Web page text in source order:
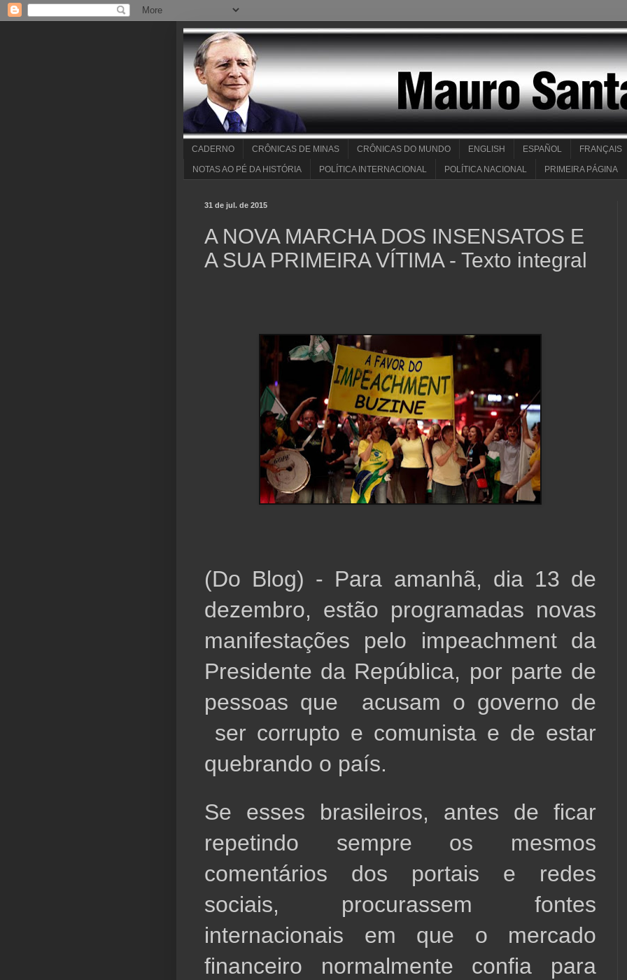
CADERNO CRÔNICAS DE MINAS CRÔNICAS DO MUNDO ENGLISH ESPAÑOL FRANÇAIS
NOTAS AO PÉ DA HISTÓRIA POLÍTICA INTERNACIONAL POLÍTICA NACIONAL PRIMEIRA PÁGINA
31 de jul. de 2015
A NOVA MARCHA DOS INSENSATOS E
A SUA PRIMEIRA VÍTIMA - Texto integral
(Do Blog) - Para amanhã, dia 13 de
dezembro, estão programadas novas
manifestações pelo impeachment da
Presidente da República, por parte de
pessoas que  acusam o governo de
ser corrupto e comunista e de estar
quebrando o país.
Se esses brasileiros, antes de ficar
repetindo sempre os mesmos
comentários dos portais e redes
sociais, procurassem fontes
internacionais em que o mercado
financeiro normalmente confia para